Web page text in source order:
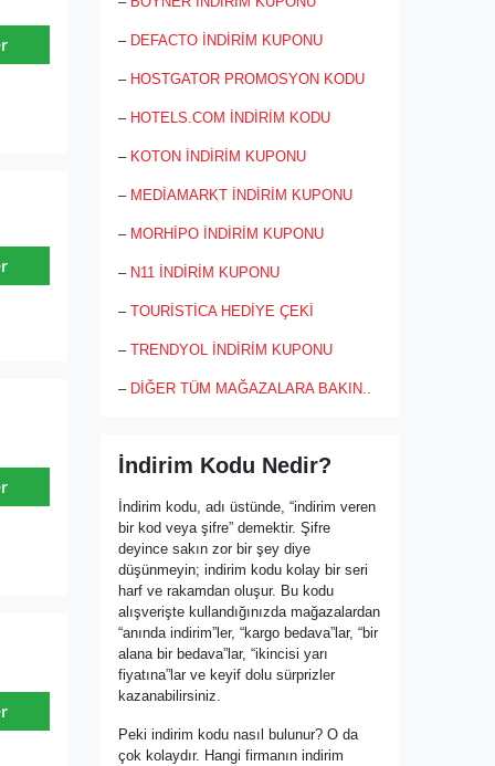
– DEFACTO İNDİRİM KUPONU
– HOSTGATOR PROMOSYON KODU
– HOTELS.COM İNDİRİM KODU
– KOTON İNDİRİM KUPONU
– MEDİAMARKT İNDİRİM KUPONU
– MORHİPO İNDİRİM KUPONU
– N11 İNDİRİM KUPONU
– TOURİSTİCA HEDİYE ÇEKİ
– TRENDYOL İNDİRİM KUPONU
– DİĞER TÜM MAĞAZALARA BAKIN..
İndirim Kodu Nedir?
İndirim kodu, adı üstünde, “indirim veren
bir kod veya şifre” demektir. Şifre
deyince sakın zor bir şey diye
düşünmeyin; indirim kodu kolay bir seri
harf ve rakamdan oluşur. Bu kodu
alışverişte kullandığınızda mağazalardan
“anında indirim”ler, “kargo bedava”lar, “bir
alana bir bedava”lar, “ikincisi yarı
fiyatına”lar ve keyif dolu sürprizler
kazanabilirsiniz.
Peki indirim kodu nasıl bulunur? O da
çok kolaydır. Hangi firmanın indirim